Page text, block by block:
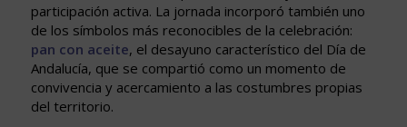
participación activa. La jornada incorporó también uno
de los símbolos más reconocibles de la celebración:
pan con aceite, el desayuno característico del Día de
Andalucía, que se compartió como un momento de
convivencia y acercamiento a las costumbres propias
del territorio.